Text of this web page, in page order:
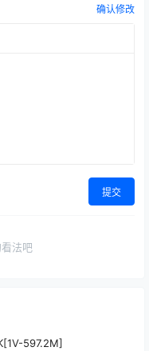
确认修改
提交
法吧
597.2M]